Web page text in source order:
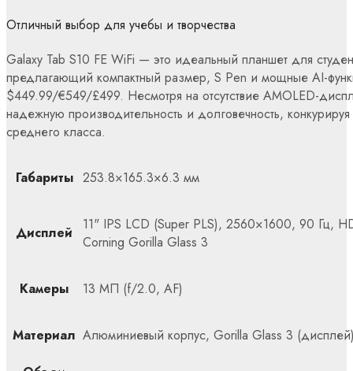
Отличный выбор для учебы и творчества
Galaxy Tab S10 FE WiFi — это идеальный планшет для
предлагающий компактный размер, S Pen и мощные AI-
$449.99/€549/£499. Несмотря на отсутствие AMOLED-
надежную производительность и долговечность,
среднего класса.
Габариты 253.8×165.3×6.3 мм
Дисплей
11" IPS LCD (Super PLS), 2560×1600, 90 Гц,
Corning Gorilla Glass 3
Камеры 13 МП (f/2.0, AF)
Материал Алюминиевый корпус, Gorilla Glass 3